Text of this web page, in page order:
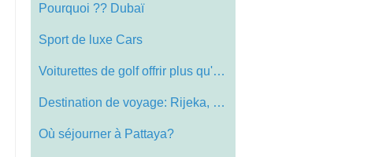
Pourquoi ?? Dubaï
Sport de luxe Cars
Voiturettes de golf offrir plus qu'un as…
Destination de voyage: Rijeka, Croatia
Où séjourner à Pattaya?